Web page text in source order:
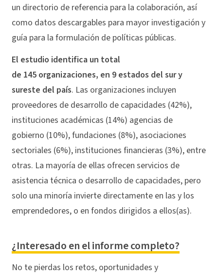
un directorio de referencia para la colaboración, así
como datos descargables para mayor investigación y
guía para la formulación de políticas públicas.
El estudio identifica un total
de 145 organizaciones, en 9 estados del sur y
sureste del país. Las organizaciones incluyen
proveedores de desarrollo de capacidades (42%),
instituciones académicas (14%) agencias de
gobierno (10%), fundaciones (8%), asociaciones
sectoriales (6%), instituciones financieras (3%), entre
otras. La mayoría de ellas ofrecen servicios de
asistencia técnica o desarrollo de capacidades, pero
solo una minoría invierte directamente en las y los
emprendedores, o en fondos dirigidos a ellos(as).
¿Interesado en el informe completo?
No te pierdas los retos, oportunidades y